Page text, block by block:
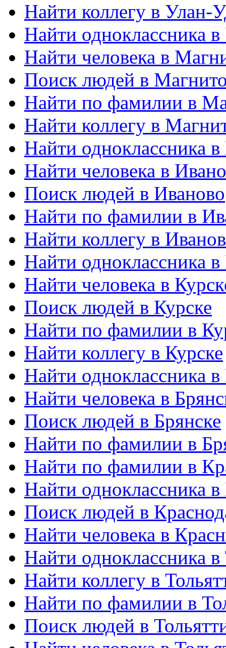
Найти коллегу в Улан-
Найти одноклассника
Найти человека в
Поиск людей в
Найти по фамилии в
Найти коллегу в
Найти одноклассника
Найти человека в
Поиск людей в Иваново
Найти по фамилии в
Найти коллегу в
Найти одноклассника
Найти человека в
Поиск людей в Курске
Найти по фамилии в
Найти коллегу в Курске
Найти одноклассника в
Найти человека в
Поиск людей в Брянске
Найти по фамилии в
Найти по фамилии в
Найти одноклассника
Поиск людей в
Найти человека в
Найти одноклассника в
Найти коллегу в
Найти по фамилии в
Поиск людей в